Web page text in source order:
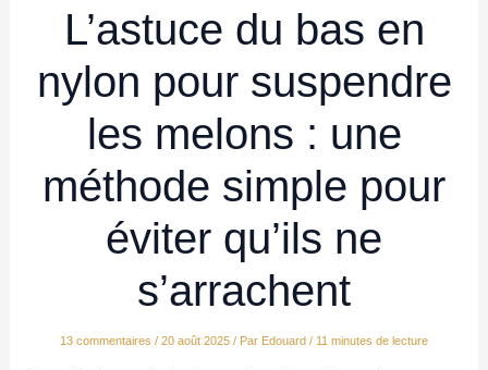
L’astuce du bas en
nylon pour suspendre
les melons : une
méthode simple pour
éviter qu’ils ne
s’arrachent
13 commentaires / 20 août 2025 / Par Edouard / 11 minutes de lecture